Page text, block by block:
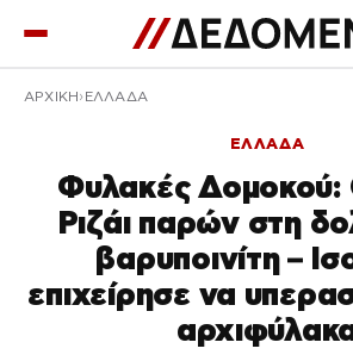
ΑΡΧΙΚΉ ΕΛΛΑΔΑ
ΕΛΛΑΔΑ
Φυλακές Δομοκού:
Ριζάι παρών στη
βαρυποινίτη –
επιχείρησε να